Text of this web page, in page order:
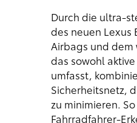
Durch die ultra-
des neuen Lexus
Airbags und dem
das sowohl
umfasst,
Sicherheitsnetz,
zu minimieren.
Fahrradfahrer-